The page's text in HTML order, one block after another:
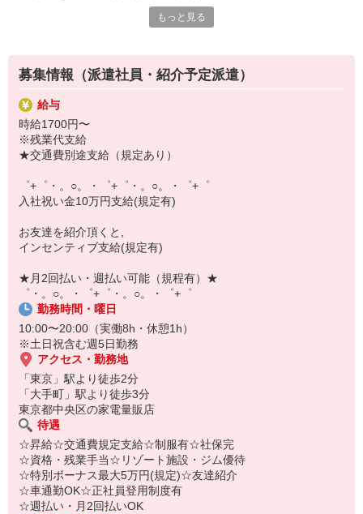
【選べるお仕事いろいろ】
▼オフィスワーク
事務、経理、データ入力、コールセンター、受付
▼工場・製造・軽作業系
機械/食品製造・梱包・仕分け・加工・組立・検査
▼美容系
眉毛サロンのアイブロウ・ネイリスト・エステ
▼営業・販売
法人営業・アパレル販売・個別指導塾・人材紹介
▼人気案件も多数♪
短期・期間限定・オープニング・官公庁案件
上場/優良/大手企業など
【スマホ面接実施中】
￣￣￣￣￣￣￣￣￣
自宅に居ながらスマホでカンタン面接OK！
オンライン面談なのでスピード対応。
満足度◎
■携帯やインターネット販売業務
docomo(ドコモ)/au(エーユー)・KDDI/softbank(ソフトバンク)など
の大手キャリアから
ワイモバイル(Y!mobille)、楽天モバイル、UQなど格安スマホまで幅
広く紹介可能♪
もっと見る
募集情報（派遣社員・紹介予定派遣）
給与
時給1700円〜
※残業代支給
★交通費別途支給（規定あり）
゜+゜・。○。・゜+゜・。○。・゜+゜
入社祝い金10万円支給(規定有)
お友達を紹介頂くと,
インセンティブ支給(規定有)
★月2回払い・週払い可能（規程有）★
゜・。○。・゜+゜・。○。・゜+゜
勤務時間・曜日
10:00〜20:00（実働8h・休憩1h）
※土日祝含む週5日勤務
アクセス・勤務地
「東京」駅より徒歩2分
「大手町」駅より徒歩3分
東京都中央区の家電量販店
待遇
☆昇給☆交通費規定支給☆制服有☆社保完
☆資格・残業手当☆リゾート施設・ジム優待
☆特別ボーナス最大5万円(規定)☆友達紹介
☆車通勤OK☆正社員登用制度有
☆週払い・月2回払いOK